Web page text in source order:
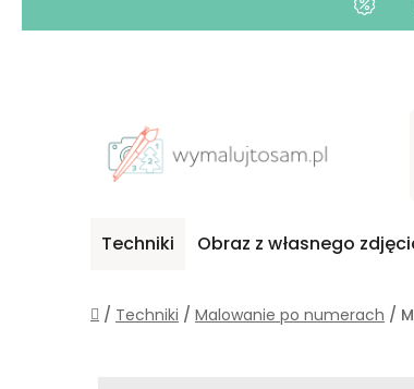
Techniki Obraz z własnego
Home
/ Techniki / Malowanie po numerach /